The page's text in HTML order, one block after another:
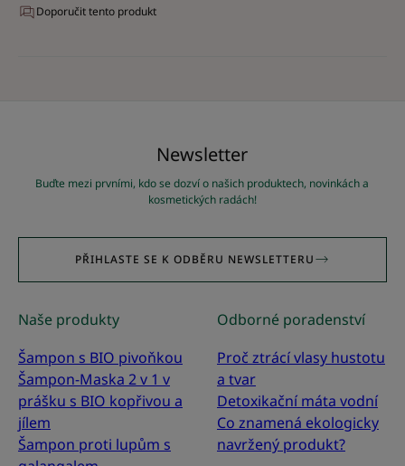
Doporučit tento produkt
Newsletter
Buďte mezi prvními, kdo se dozví o našich produktech, novinkách a
kosmetických radách!
PŘIHLASTE SE K ODBĚRU NEWSLETTERU
Naše produkty
Šampon s BIO pivoňkou
Šampon-Maska 2 v 1 v
prášku s BIO kopřivou a
jílem
Šampon proti lupům s
Odborné poradenství
Proč ztrácí vlasy hustotu
a tvar
Detoxikační máta vodní
Co znamená ekologicky
navržený produkt?